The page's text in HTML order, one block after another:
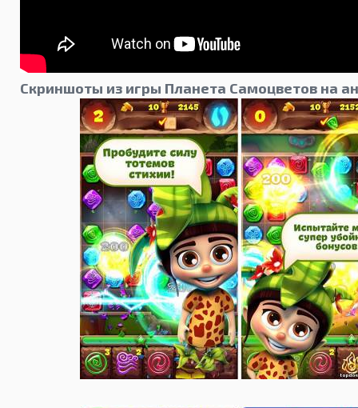
Скриншоты из игры Планета Самоцветов на